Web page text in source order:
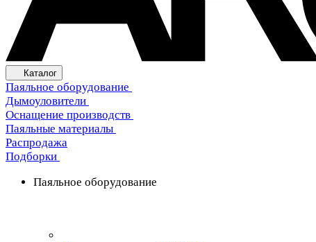
Каталог
Паяльное оборудование
Дымоуловители
Оснащение производств
Паяльные материалы
Распродажа
Подборки
Паяльное оборудование